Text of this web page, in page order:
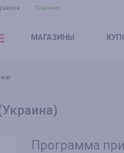
Плагины
МАГАЗИНЫ
Программа